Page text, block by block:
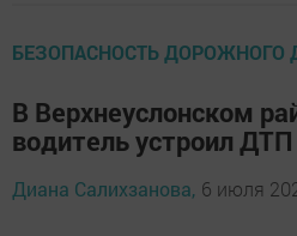
БЕЗОПАСНОСТЬ ДОРОЖНОГО
В Верхнеуслонском
водитель устроил ДТП
Диана Салихзанова, 6 июля